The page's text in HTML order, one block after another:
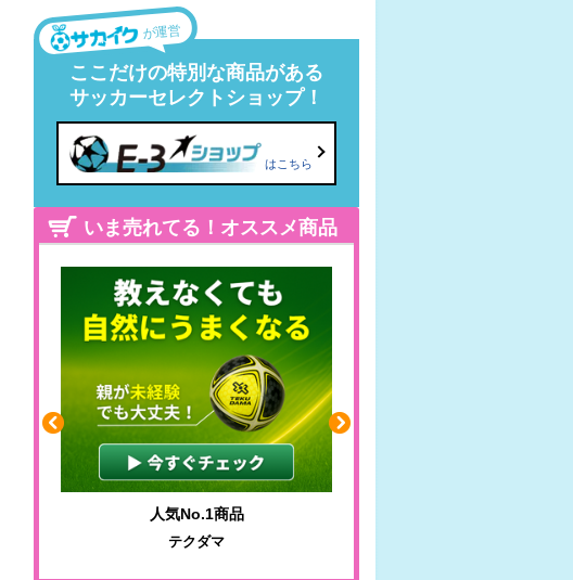
が運営
ここだけの特別な商品がある
サッカーセレクトショップ！
はこちら
いま売れてる！オススメ商品
わかりやすい質問に沿って書ける
サカイクサッカーノート